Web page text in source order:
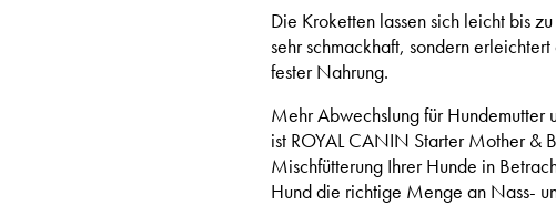
Die Kroketten lassen sich leicht bis
sehr schmackhaft, sondern
fester Nahrung.
Mehr Abwechslung für
ist ROYAL CANIN Starter Mother &
Mischfütterung Ihrer Hunde in
Hund die richtige Menge an Nass-